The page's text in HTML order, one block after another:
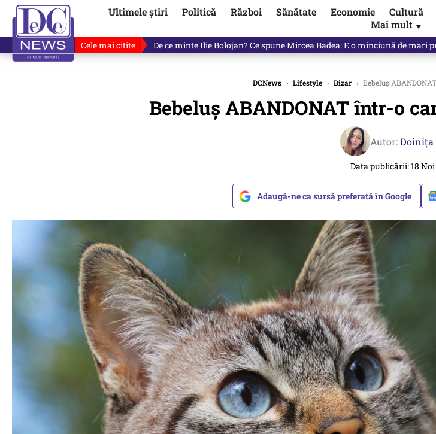
Ultimele știri Politică Război Sănătate Economie Cultură
Mai mult ▼
Cele mai citite De ce minte Ilie Bolojan? Ce spune Mircea Badea: E o minciună de mari
DCNews › Lifestyle › Bizar › Bebeluș
Bebeluș ABANDONAT într-o
Autor:
Data publicării: 18 Noi
Adaugă-ne ca sursă preferată în Google